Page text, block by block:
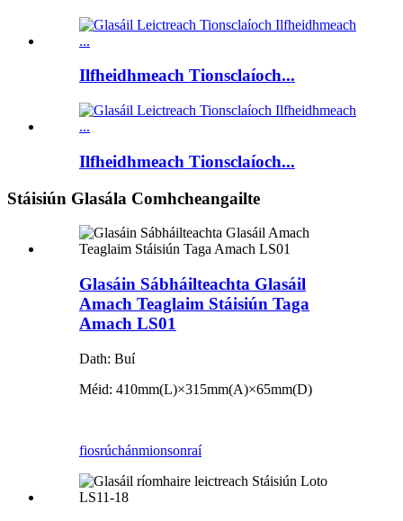
Ilfheidhmeach Tionsclaíoch...
Ilfheidhmeach Tionsclaíoch...
Stáisiún Glasála Comhcheangailte
Glasáin Sábháilteachta Glasáil
Amach Teaglaim Stáisiún Taga
Amach LS01
Dath: Buí
Méid: 410mm(L)×315mm(A)×65mm(D)
fiosrúchánmionsonraí